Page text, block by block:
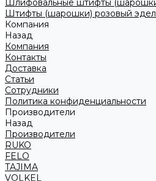
Шлифовальные штифты
Штифты (шарошки) розовый
Компания
Назад
Компания
Контакты
Доставка
Статьи
Сотрудники
Политика конфиденциальности
Производители
Назад
Производители
RUKO
FELO
TAJIMA
VOLKEL